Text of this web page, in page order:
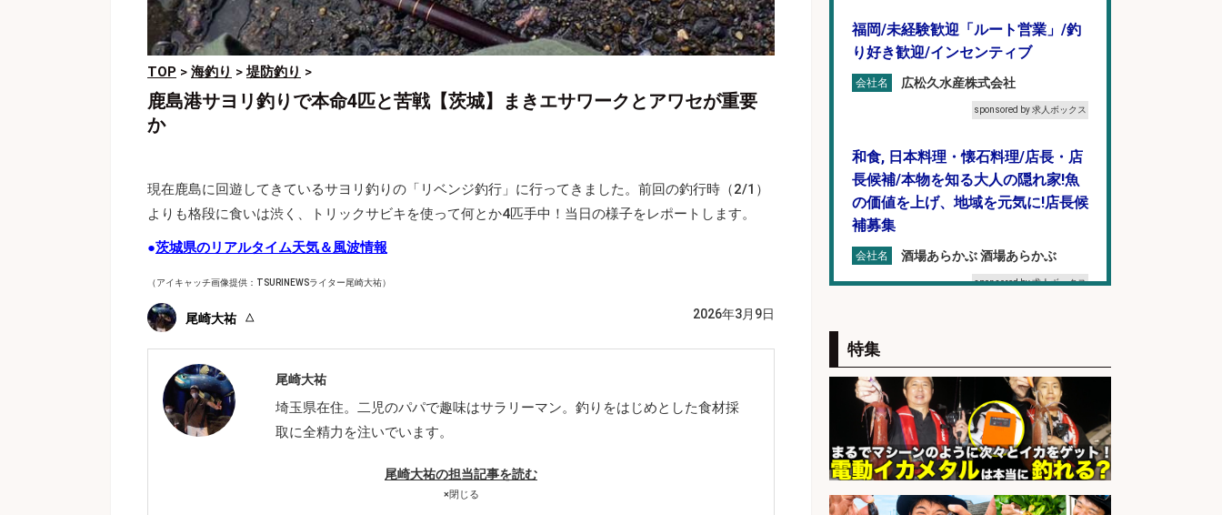
TOP > 海釣り >堤防釣り >
鹿島港サヨリ釣りで本命4匹と苦戦【茨城】まきエサワークとアワセが重要
か
現在鹿島に回遊してきているサヨリ釣りの「リベンジ釣行」に行ってきました。前回の釣行時（2/1）
よりも格段に食いは渋く、トリックサビキを使って何とか4匹手中！当日の様子をレポートします。
●茨城県のリアルタイム天気＆風波情報
（アイキャッチ画像提供：TSURINEWSライター尾崎大祐）
尾崎大祐 2026年3月9日
尾崎大祐
埼玉県在住。二児のパパで趣味はサラリーマン。釣りをはじめとした食材採
取に全精力を注いでいます。
尾崎大祐の担当記事を読む
×閉じる
福岡/未経験歓迎「ルート営業」/釣
り好き歓迎/インセンティブ
会社名 広松久水産株式会社
sponsored by 求人ボックス
和食, 日本料理・懐石料理/店長・店
長候補/本物を知る大人の隠れ家!魚
の価値を上げ、地域を元気に!店長候
補募集
会社名 酒場あらかぶ 酒場あらかぶ
sponsored by 求人ボックス
ート営業/釣りや釣具などの知識必
須/残業なし
会社名 株式会社天龍
sponsored by 求人ボックス
営業事務/「大津市」「時給1,300
円」小野駅徒歩6分/釣り具メーカー
特集